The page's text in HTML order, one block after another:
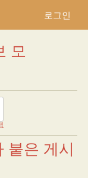
로그인
모
붙은 게시